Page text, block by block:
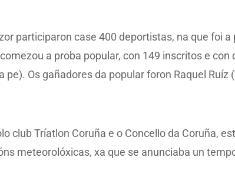
participaron case 400 deportistas, na que foi
a proba popular, con 149 inscritos e
pe). Os gañadores da popular foron Raquel
club Tríatlon Coruña e o Concello da Coruña,
meteorolóxicas, xa que se anunciaba un